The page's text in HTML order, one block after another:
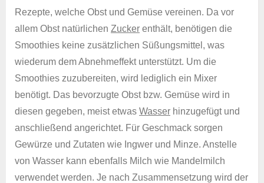
Rezepte, welche Obst und Gemüse vereinen. Da vor
allem Obst natürlichen Zucker enthält, benötigen die
Smoothies keine zusätzlichen Süßungsmittel, was
wiederum dem Abnehmeffekt unterstützt. Um die
Smoothies zuzubereiten, wird lediglich ein Mixer
benötigt. Das bevorzugte Obst bzw. Gemüse wird in
diesen gegeben, meist etwas Wasser hinzugefügt und
anschließend angerichtet. Für Geschmack sorgen
Gewürze und Zutaten wie Ingwer und Minze. Anstelle
von Wasser kann ebenfalls Milch wie Mandelmilch
verwendet werden. Je nach Zusammensetzung wird der